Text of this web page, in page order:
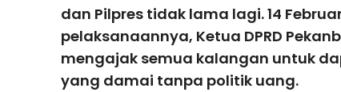
dan Pilpres tidak lama lagi. 14
pelaksanaannya, Ketua DPRD
mengajak semua kalangan untuk
yang damai tanpa politik uang.